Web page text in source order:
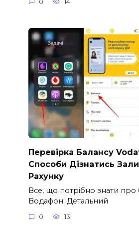
0 14
Перевірка Балансу
Способи Дізнатись
Рахунку
Все, що потрібно знати про
Водафон: Детальний
0 13